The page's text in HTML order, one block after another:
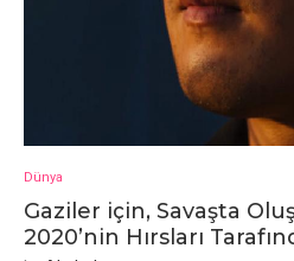
Dünya
Gaziler için, Savaşta
2020’nin Hırsları